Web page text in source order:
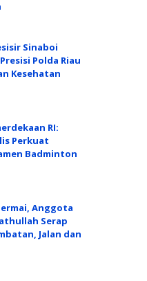
Sinaboi
Polda Riau
Kesehatan
RI:
Perkuat
Badminton
Anggota
Serap
Jalan dan